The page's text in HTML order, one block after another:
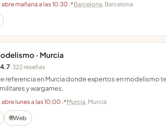
abre mañana a las 10:30 📍Barcelona, Barcelona
· Murcia
4.7· 322 reseñas
referencia en Murcia donde expertos en modelismo
y wargames.
abre lunes a las 10:00📍Murcia, Murcia
🌐Web